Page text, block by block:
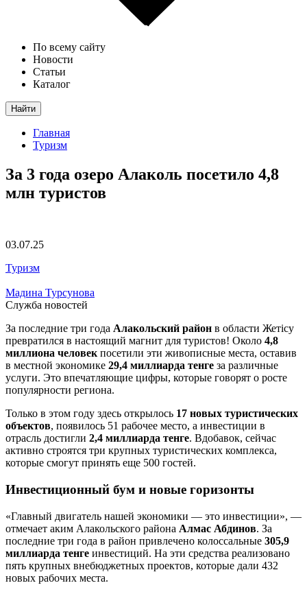
По всему сайту
Новости
Статьи
Каталог
Найти
Главная
Туризм
За 3 года озеро Алаколь посетило 4,8
млн туристов
03.07.25
Туризм
Мадина Турсунова
Служба новостей
За последние три года Алакольский район в области Жетісу
превратился в настоящий магнит для туристов! Около 4,8
миллиона человекпосетили эти живописные места, оставив
в местной экономике 29,4 миллиарда тенге за различные
услуги. Это впечатляющие цифры, которые говорят о росте
популярности региона.
Только в этом году здесь открылось 17 новых туристических
объектов, появилось 51 рабочее место, а инвестиции в
отрасль достигли 2,4 миллиарда тенге. Вдобавок, сейчас
активно строятся три крупных туристических комплекса,
которые смогут принять еще 500 гостей.
Инвестиционный бум и новые горизонты
«Главный двигатель нашей экономики — это инвестиции», —
отмечает аким Алакольского района Алмас Абдинов. За
последние три года в район привлечено колоссальные 305,9
миллиарда тенге инвестиций. На эти средства реализовано
пять крупных внебюджетных проектов, которые дали 432
новых рабочих места.